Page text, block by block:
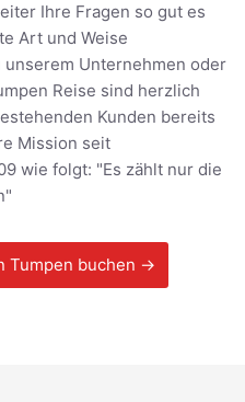
Ihre Fragen so gut es
Art und Weise
Unternehmen oder
Reise sind herzlich
Kunden bereits
Mission seit
wie folgt: "Es zählt nur die
Tumpen buchen →